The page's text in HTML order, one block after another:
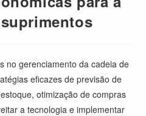
no gerenciamento da cadeia de
eficazes de previsão de
otimização de compras
a tecnologia e implementar